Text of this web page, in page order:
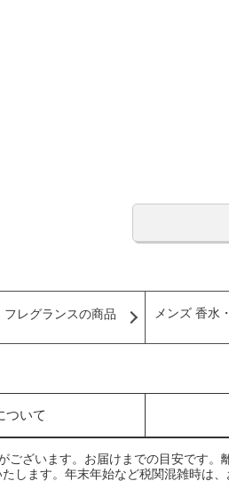
レグランスの商品
メンズ 香水
ついて
ざいます。お届けまでの目安です。
します。年末年始など税関混雑時は